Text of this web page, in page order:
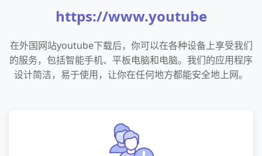
https://www.youtube
在外国网站youtube下载后，你可以在各种设备上享受我们
的服务，包括智能手机、平板电脑和电脑。我们的应用程序
设计简洁，易于使用，让你在任何地方都能安全地上网。